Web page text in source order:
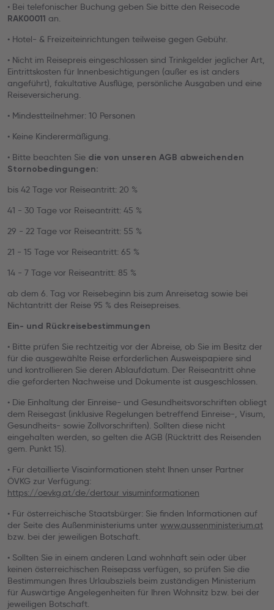
• Bei telefonischer Buchung geben Sie bitte den Reisecode
RAK00011 an.
• Hotel- & Freizeiteinrichtungen teilweise gegen Gebühr.
• Nicht im Reisepreis eingeschlossen sind Trinkgelder jeglicher Art,
Eintrittskosten für Innenbesichtigungen (außer es ist anders
angeführt), fakultative Ausflüge, persönliche Ausgaben und eine
Reiseversicherung.
• Mindestteilnehmer: 10 Personen
• Keine Kinderermäßigung.
• Bitte beachten Sie die von unseren AGB abweichenden
Stornobedingungen:
bis 42 Tage vor Reiseantritt: 20 %
41 - 30 Tage vor Reiseantritt: 45 %
29 - 22 Tage vor Reiseantritt: 55 %
21 - 15 Tage vor Reiseantritt: 65 %
14 - 7 Tage vor Reiseantritt: 85 %
ab dem 6. Tag vor Reisebeginn bis zum Anreisetag sowie bei
Nichtantritt der Reise 95 % des Reisepreises.
Ein- und Rückreisebestimmungen
• Bitte prüfen Sie rechtzeitig vor der Abreise, ob Sie im Besitz der
für die ausgewählte Reise erforderlichen Ausweispapiere sind
und kontrollieren Sie deren Ablaufdatum. Der Reiseantritt ohne
die geforderten Nachweise und Dokumente ist ausgeschlossen.
• Die Einhaltung der Einreise- und Gesundheitsvorschriften obliegt
dem Reisegast (inklusive Regelungen betreffend Einreise-, Visum,
Gesundheits- sowie Zollvorschriften). Sollten diese nicht
eingehalten werden, so gelten die AGB (Rücktritt des Reisenden
gem. Punkt 15).
• Für detaillierte Visainformationen steht Ihnen unser Partner
ÖVKG zur Verfügung:
https://oevkg.at/de/dertour_visuminformationen
• Für österreichische Staatsbürger: Sie finden Informationen auf
der Seite des Außenministeriums unter www.aussenministerium.at
bzw. bei der jeweiligen Botschaft.
• Sollten Sie in einem anderen Land wohnhaft sein oder über
keinen österreichischen Reisepass verfügen, so prüfen Sie die
Bestimmungen Ihres Urlaubsziels beim zuständigen Ministerium
für Auswärtige Angelegenheiten für Ihren Wohnsitz bzw. bei der
jeweiligen Botschaft.